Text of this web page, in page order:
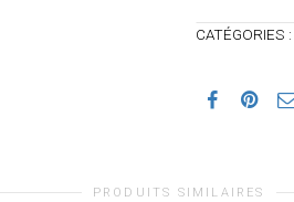
CATÉGORIES :
PRODUITS SIMILAIRES